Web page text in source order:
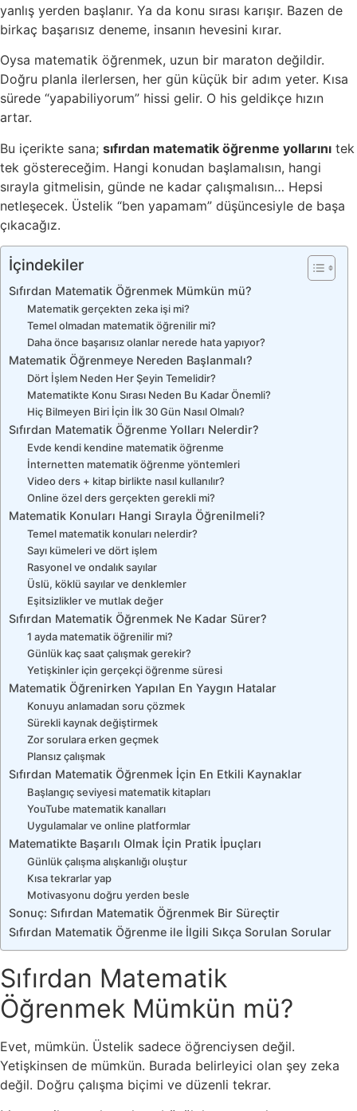
yanlış yerden başlanır. Ya da konu sırası karışır. Bazen de
birkaç başarısız deneme, insanın hevesini kırar.
Oysa matematik öğrenmek, uzun bir maraton değildir.
Doğru planla ilerlersen, her gün küçük bir adım yeter. Kısa
sürede “yapabiliyorum” hissi gelir. O his geldikçe hızın
artar.
Bu içerikte sana; sıfırdan matematik öğrenme yollarını tek
tek göstereceğim. Hangi konudan başlamalısın, hangi
sırayla gitmelisin, günde ne kadar çalışmalısın… Hepsi
netleşecek. Üstelik “ben yapamam” düşüncesiyle de başa
çıkacağız.
İçindekiler
Sıfırdan Matematik Öğrenmek Mümkün mü?
Matematik gerçekten zeka işi mi?
Temel olmadan matematik öğrenilir mi?
Daha önce başarısız olanlar nerede hata yapıyor?
Matematik Öğrenmeye Nereden Başlanmalı?
Dört İşlem Neden Her Şeyin Temelidir?
Matematikte Konu Sırası Neden Bu Kadar Önemli?
Hiç Bilmeyen Biri İçin İlk 30 Gün Nasıl Olmalı?
Sıfırdan Matematik Öğrenme Yolları Nelerdir?
Evde kendi kendine matematik öğrenme
İnternetten matematik öğrenme yöntemleri
Video ders + kitap birlikte nasıl kullanılır?
Online özel ders gerçekten gerekli mi?
Matematik Konuları Hangi Sırayla Öğrenilmeli?
Temel matematik konuları nelerdir?
Sayı kümeleri ve dört işlem
Rasyonel ve ondalık sayılar
Üslü, köklü sayılar ve denklemler
Eşitsizlikler ve mutlak değer
Sıfırdan Matematik Öğrenmek Ne Kadar Sürer?
1 ayda matematik öğrenilir mi?
Günlük kaç saat çalışmak gerekir?
Yetişkinler için gerçekçi öğrenme süresi
Matematik Öğrenirken Yapılan En Yaygın Hatalar
Konuyu anlamadan soru çözmek
Sürekli kaynak değiştirmek
Zor sorulara erken geçmek
Plansız çalışmak
Sıfırdan Matematik Öğrenmek İçin En Etkili Kaynaklar
Başlangıç seviyesi matematik kitapları
YouTube matematik kanalları
Uygulamalar ve online platformlar
Matematikte Başarılı Olmak İçin Pratik İpuçları
Günlük çalışma alışkanlığı oluştur
Kısa tekrarlar yap
Motivasyonu doğru yerden besle
Sonuç: Sıfırdan Matematik Öğrenmek Bir Süreçtir
Sıfırdan Matematik Öğrenme ile İlgili Sıkça Sorulan Sorular
Sıfırdan Matematik
Öğrenmek Mümkün mü?
Evet, mümkün. Üstelik sadece öğrenciysen değil.
Yetişkinsen de mümkün. Burada belirleyici olan şey zeka
değil. Doğru çalışma biçimi ve düzenli tekrar.